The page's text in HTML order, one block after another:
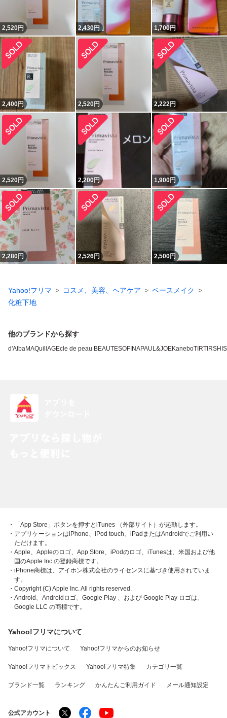
2,520円 2,430円 1,700円
2,400円 2,520円 2,222円
2,520円 2,200円 1,900円
2,280円 2,526円 2,500円
Yahoo!フリマ コスメ、美容、ヘアケア
ベースメイク
化粧下地
他のブランドから探す
d'AlbaMAQuillAGEcle de peau BEAUTESOFINAPAUL&JOEKaneboTIRTIR
・「App Store」ボタンを押すとiTunes （外部サイト）が起動します。
・アプリケーションはiPhone、iPod touch、iPadまたはAndroidでご利用い
ただけます。
・Apple、Appleのロゴ、App Store、iPodのロゴ、iTunesは、米国および他
国のApple Inc.の登録商標です。
・iPhone商標は、アイホン株式会社のライセンスに基づき使用されていま
す。
・Copyright (C) Apple Inc. All rights reserved.
・Android、Androidロゴ、Google Play 、および Google Play ロゴは、
Google LLC の商標です。
Yahoo!フリマについて
Yahoo!フリマについて Yahoo!フリマからのお知らせ
Yahoo!フリマトピックス Yahoo!フリマ特集 カテゴリ一覧
ブランド一覧 ランキング かんたんご利用ガイド メール通知設定
公式アカウント